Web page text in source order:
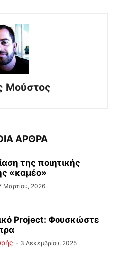
Μούστος
ΑΡΘΡΑ
της ποιητικής
«καμέο»
Μαρτίου, 2026
Project: Φουσκώστε
- 3 Δεκεμβρίου, 2025